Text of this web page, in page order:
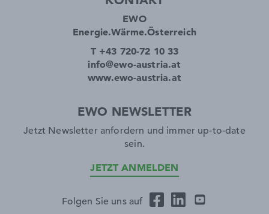
EWO
Energie.Wärme.Österreich
T +43 720-72 10 33
info@ewo-austria.at
www.ewo-austria.at
EWO NEWSLETTER
Jetzt Newsletter anfordern und immer up-to-date
sein.
JETZT ANMELDEN
Folgen Sie uns auf